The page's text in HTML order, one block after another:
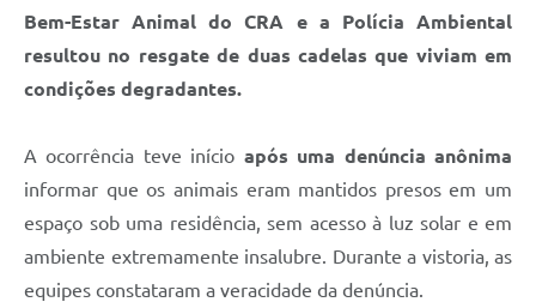
Bem-Estar Animal do CRA e a Polícia Ambiental
resultou no resgate de duas cadelas que viviam em
condições degradantes.
A ocorrência teve início após uma denúncia anônima
informar que os animais eram mantidos presos em um
espaço sob uma residência, sem acesso à luz solar e em
ambiente extremamente insalubre. Durante a vistoria, as
equipes constataram a veracidade da denúncia.